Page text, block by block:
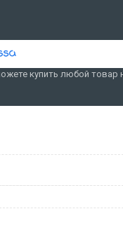
купить любой товар